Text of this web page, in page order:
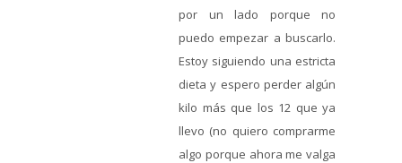
por un lado porque no
puedo empezar a buscarlo.
Estoy siguiendo una estricta
dieta y espero perder algún
kilo más que los 12 que ya
llevo (no quiero comprarme
algo porque ahora me valga